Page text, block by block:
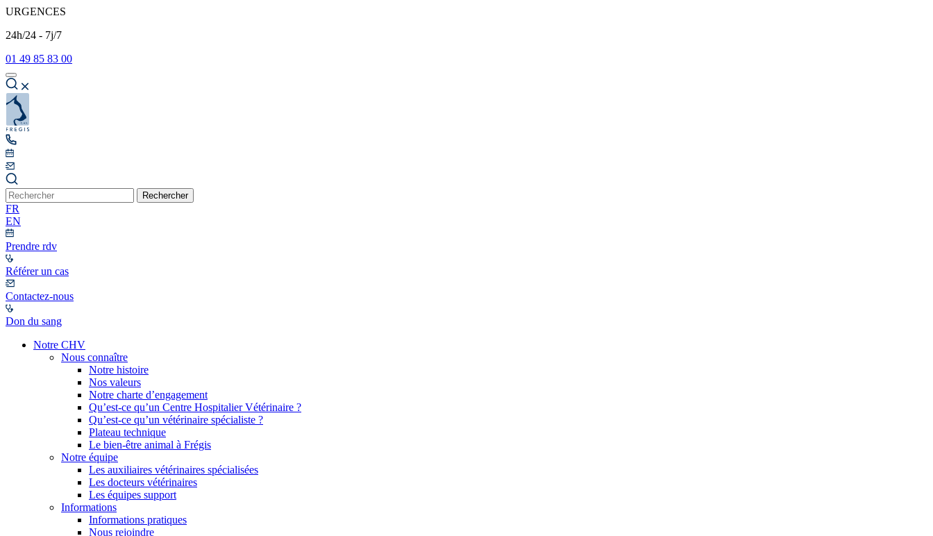
URGENCES
24h/24 - 7j/7
01 49 85 83 00
Rechercher
FR
EN
Prendre rdv
Référer un cas
Contactez-nous
Don du sang
Notre CHV
Nous connaître
Notre histoire
Nos valeurs
Notre charte d’engagement
Qu’est-ce qu’un Centre Hospitalier Vétérinaire ?
Qu’est-ce qu’un vétérinaire spécialiste ?
Plateau technique
Le bien-être animal à Frégis
Notre équipe
Les auxiliaires vétérinaires spécialisées
Les docteurs vétérinaires
Les équipes support
Informations
Informations pratiques
Nous rejoindre